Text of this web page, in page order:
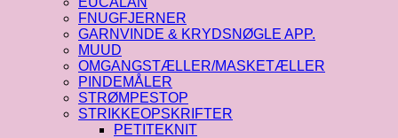
FNUGFJERNER
GARNVINDE & KRYDSNØGLE APP.
MUUD
OMGANGSTÆLLER/MASKETÆLLER
PINDEMÅLER
STRØMPESTOP
STRIKKEOPSKRIFTER
PETITEKNIT